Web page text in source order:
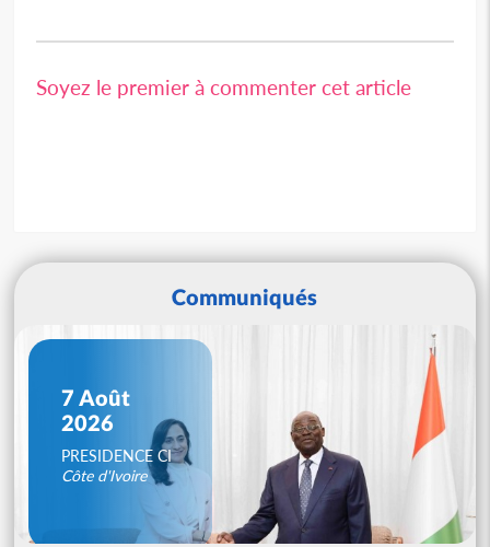
Soyez le premier à commenter cet article
Communiqués
7 Août
2026
PRESIDENCE CI
Côte d'Ivoire